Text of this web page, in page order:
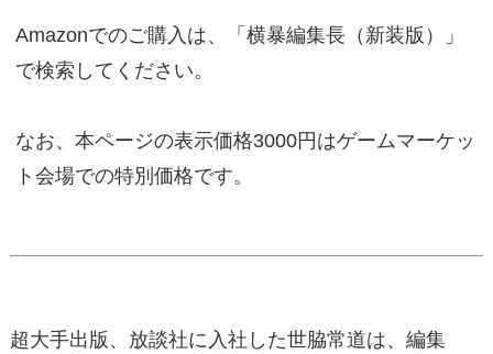
Amazonでのご購入は、「横暴編集長（新装版）」
で検索してください。
なお、本ページの表示価格3000円はゲームマーケッ
ト会場での特別価格です。
超大手出版、放談社に入社した世脇常道は、編集